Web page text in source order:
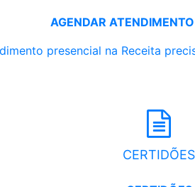
AGENDAR
presencial na Receita
CERTIDÕES